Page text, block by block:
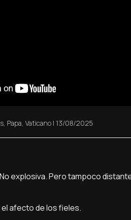
Papa Vaticano | 13/08/2025
explosiva. Pero tampoco
afecto de los fieles.